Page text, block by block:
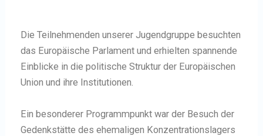
Die Teilnehmenden unserer Jugendgruppe besuchten
das Europäische Parlament und erhielten spannende
Einblicke in die politische Struktur der Europäischen
Union und ihre Institutionen.
Ein besonderer Programmpunkt war der Besuch der
Gedenkstätte des ehemaligen Konzentrationslagers